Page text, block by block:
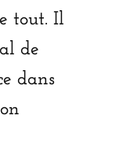
tout. Il
de
dans